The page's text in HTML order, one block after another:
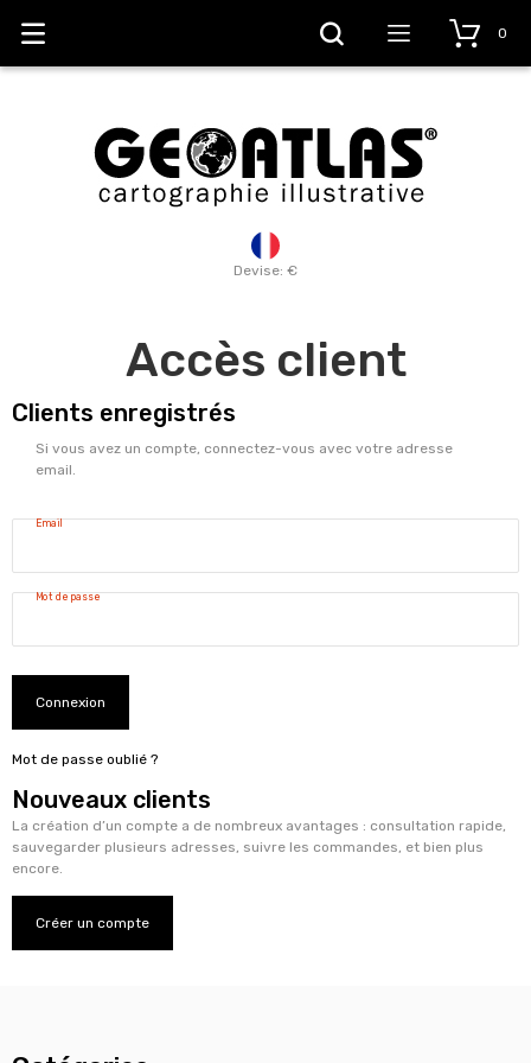
Devise: €
0
Accès client
Clients enregistrés
Si vous avez un compte, connectez-vous avec votre adresse
email.
Email
Mot de passe
Connexion
Mot de passe oublié ?
Nouveaux clients
La création d’un compte a de nombreux avantages : consultation rapide,
sauvegarder plusieurs adresses, suivre les commandes, et bien plus
encore.
Créer un compte